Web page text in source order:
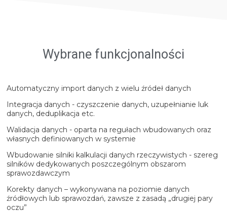
Wybrane funkcjonalności
Automatyczny import danych z wielu źródeł danych
Integracja danych - czyszczenie danych, uzupełnianie luk
danych, deduplikacja etc.
Walidacja danych - oparta na regułach wbudowanych oraz
własnych definiowanych w systemie
Wbudowanie silniki kalkulacji danych rzeczywistych - szereg
silników dedykowanych poszczególnym obszarom
sprawozdawczym
Korekty danych – wykonywana na poziomie danych
źródłowych lub sprawozdań, zawsze z zasadą „drugiej pary
oczu”